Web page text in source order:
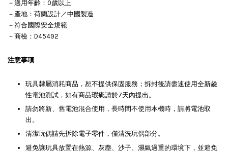
－適用年齡：0歲以上
－產地：荷蘭設計／中國製造
－符合國際安全規範
－商檢：D45492
注意事項
玩具隸屬消耗商品，恕不提供保固服務；拆封後請盡速使用全新鹼
性電池測試，如有商品瑕疵請於7天內提出。
請勿將新、舊電池混合使用，長時間不使用本機時，請將電池取
出。
清潔玩偶請先拆除電子零件，僅清洗玩偶部分。
避免讓玩具放置在熱源、灰塵、沙子、濕氣過重的環境下，並避免